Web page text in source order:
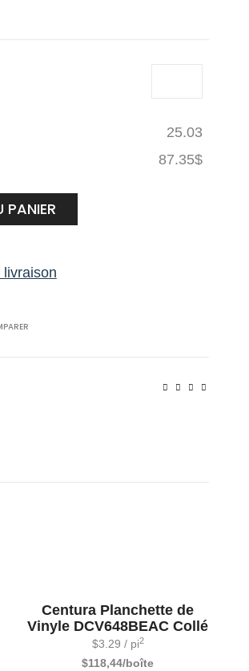
25.03
$
87.35
PANIER
Centura Planchette de
Vinyle DCV648BEAC Collé
$3.29 / pi2
$118,44/boîte